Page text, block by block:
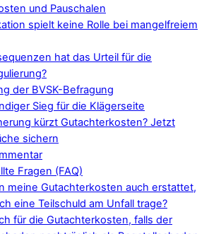
und Pauschalen
spielt keine Rolle bei mangelfreiem
hat das Urteil für die
der BVSK-Befragung
Sieg für die Klägerseite
kürzt Gutachterkosten? Jetzt
sichern
Fragen (FAQ)
meine Gutachterkosten auch erstattet,
eine Teilschuld am Unfall trage?
für die Gutachterkosten, falls der